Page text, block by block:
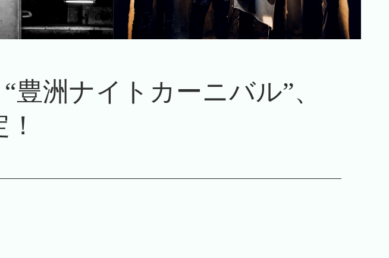
豊洲ナイトカーニバル”、